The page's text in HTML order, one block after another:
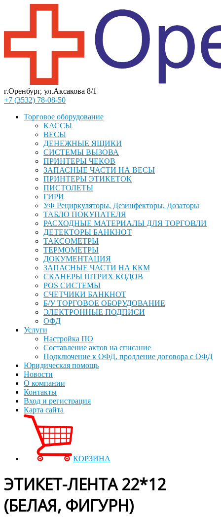
г.Оренбург, ул.Аксакова 8/1
+7 (3532) 78-08-50
Торговое оборудование
КАССЫ
ВЕСЫ
ДЕНЕЖНЫЕ ЯЩИКИ
СИСТЕМЫ ВЫЗОВА
ПРИНТЕРЫ ЧЕКОВ
ЗАПАСНЫЕ ЧАСТИ НА ВЕСЫ
ПРИНТЕРЫ ЭТИКЕТОК
ПИСТОЛЕТЫ
ГИРИ
УФ Рециркуляторы, Дезинфекторы, Дозаторы
ТАБЛО ПОКУПАТЕЛЯ
РАСХОДНЫЕ МАТЕРИАЛЫ ДЛЯ ТОРГОВЛИ
ДЕТЕКТОРЫ БАНКНОТ
ТАКСОМЕТРЫ
ТЕРМОМЕТРЫ
ДОКУМЕНТАЦИЯ
ЗАПАСНЫЕ ЧАСТИ НА ККМ
СКАНЕРЫ ШТРИХ КОДОВ
POS СИСТЕМЫ
СЧЕТЧИКИ БАНКНОТ
Б/У ТОРГОВОЕ ОБОРУДОВАНИЕ
ЭЛЕКТРОННЫЕ ПОДПИСИ
ОФД
Услуги
Настройка ПО
Составление актов на списание
Подключение к ОФД, продление договора с ОФД
Юридическая помощь
Новости
О компании
Контакты
Вход и регистрация
Карта сайта
КОРЗИНА
ЭТИКЕТ-ЛЕНТА 22*12
(БЕЛАЯ, ФИГУРН)